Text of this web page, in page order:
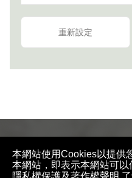
本網站使用Cookies以提供
本網站，即表示本網站可
隱私權保護及著作權聲明 了